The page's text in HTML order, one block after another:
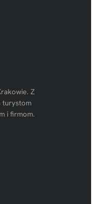
Z
turystom
i firmom.